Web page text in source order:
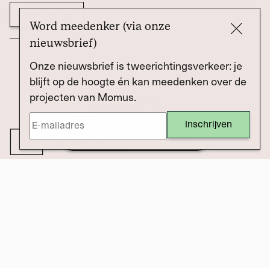
Dossier Draag bij
Word meedenker (via onze
nieuwsbrief)
Onze nieuwsbrief is tweerichtingsverkeer: je
blijft op de hoogte én kan meedenken over de
projecten van Momus.